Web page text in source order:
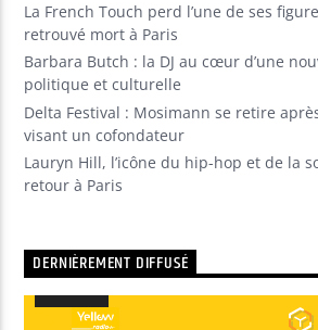
La French Touch perd l’une de ses
retrouvé mort à Paris
Barbara Butch : la DJ au cœur d’une
politique et culturelle
Delta Festival : Mosimann se retire
visant un cofondateur
Lauryn Hill, l’icône du hip-hop et de la
retour à Paris
DERNIÈREMENT DIFFUSÉ
Lecteur